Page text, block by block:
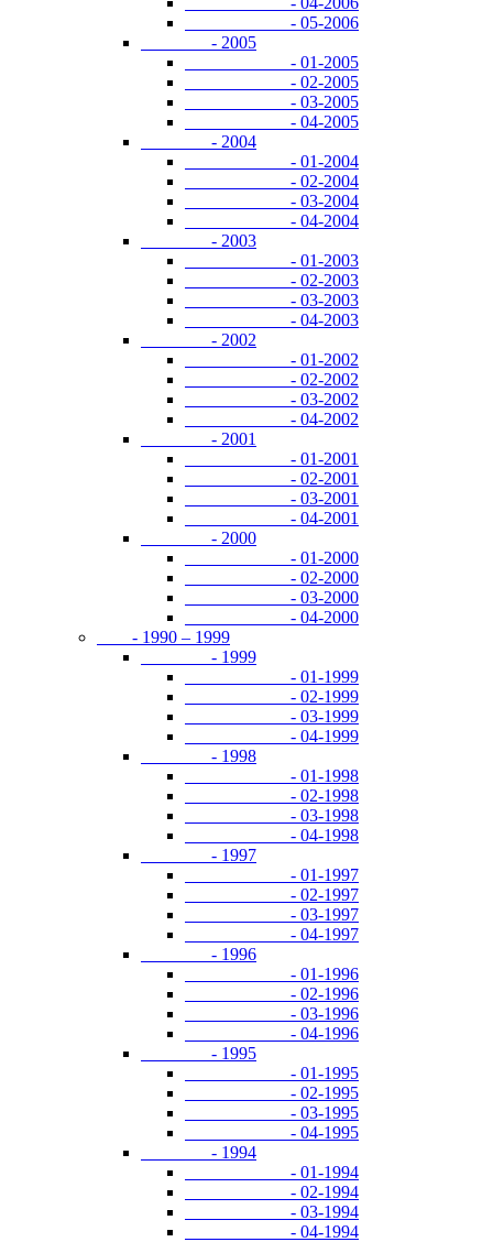
- 05-2006
- 2005
- 01-2005
- 02-2005
- 03-2005
- 04-2005
- 2004
- 01-2004
- 02-2004
- 03-2004
- 04-2004
- 2003
- 01-2003
- 02-2003
- 03-2003
- 04-2003
- 2002
- 01-2002
- 02-2002
- 03-2002
- 04-2002
- 2001
- 01-2001
- 02-2001
- 03-2001
- 04-2001
- 2000
- 01-2000
- 02-2000
- 03-2000
- 04-2000
- 1990 – 1999
- 1999
- 01-1999
- 02-1999
- 03-1999
- 04-1999
- 1998
- 01-1998
- 02-1998
- 03-1998
- 04-1998
- 1997
- 01-1997
- 02-1997
- 03-1997
- 04-1997
- 1996
- 01-1996
- 02-1996
- 03-1996
- 04-1996
- 1995
- 01-1995
- 02-1995
- 03-1995
- 04-1995
- 1994
- 01-1994
- 02-1994
- 03-1994
- 04-1994